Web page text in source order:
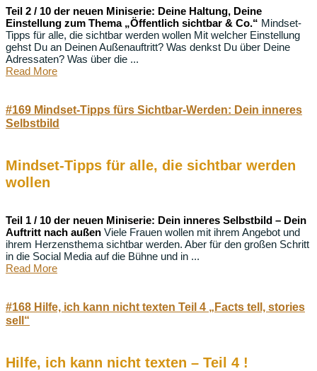
Teil 2 / 10 der neuen Miniserie: Deine Haltung, Deine
Einstellung zum Thema „Öffentlich sichtbar & Co.“ Mindset-
Tipps für alle, die sichtbar werden wollen Mit welcher Einstellung
gehst Du an Deinen Außenauftritt? Was denkst Du über Deine
Adressaten? Was über die ...
Read More
#169 Mindset-Tipps fürs Sichtbar-Werden: Dein inneres
Selbstbild
Mindset-Tipps für alle, die sichtbar werden
wollen
Teil 1 / 10 der neuen Miniserie: Dein inneres Selbstbild – Dein
Auftritt nach außen Viele Frauen wollen mit ihrem Angebot und
ihrem Herzensthema sichtbar werden. Aber für den großen Schritt
in die Social Media auf die Bühne und in ...
Read More
#168 Hilfe, ich kann nicht texten Teil 4 „Facts tell, stories
sell“
Hilfe, ich kann nicht texten – Teil 4 !